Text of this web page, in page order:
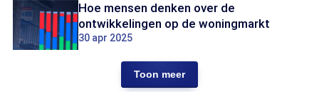
Hoe mensen denken over de
ontwikkelingen op de woningmarkt
30 apr 2025
Toon meer